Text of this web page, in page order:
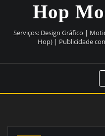
Hop
Serviços: Design Gráfico |
Hop) | Publicidade